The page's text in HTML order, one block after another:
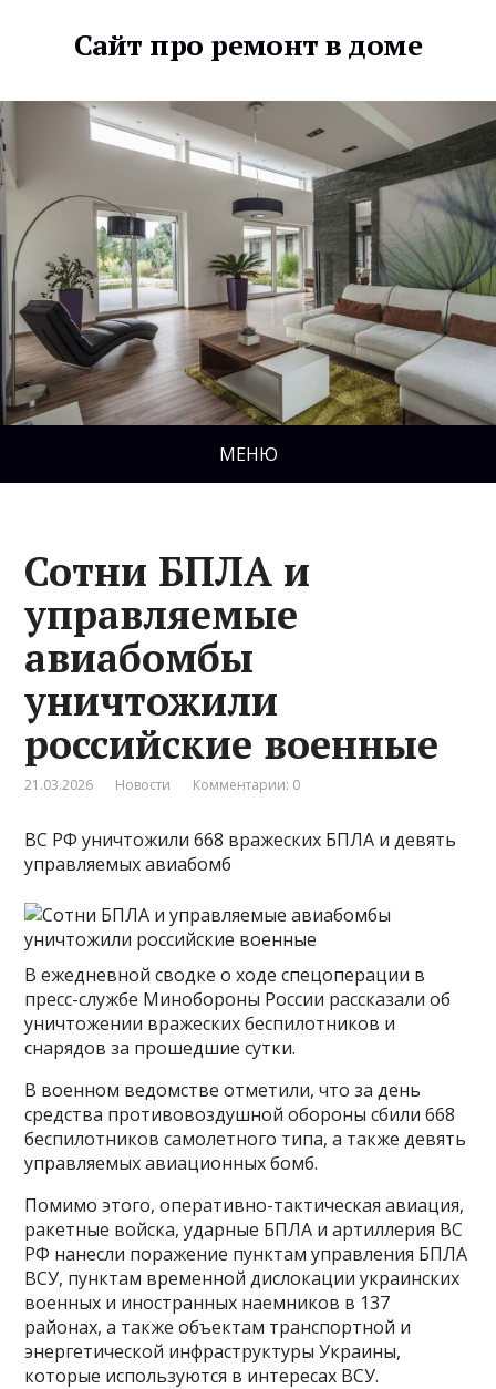
Сайт про ремонт в доме
МЕНЮ
Сотни БПЛА и
управляемые
авиабомбы
уничтожили
российские военные
21.03.2026 Новости Комментарии: 0
ВС РФ уничтожили 668 вражеских БПЛА и девять
управляемых авиабомб
В ежедневной сводке о ходе спецоперации в
пресс-службе Минобороны России рассказали об
уничтожении вражеских беспилотников и
снарядов за прошедшие сутки.
В военном ведомстве отметили, что за день
средства противовоздушной обороны сбили 668
беспилотников самолетного типа, а также девять
управляемых авиационных бомб.
Помимо этого, оперативно-тактическая авиация,
ракетные войска, ударные БПЛА и артиллерия ВС
РФ нанесли поражение пунктам управления БПЛА
ВСУ, пунктам временной дислокации украинских
военных и иностранных наемников в 137
районах, а также объектам транспортной и
энергетической инфраструктуры Украины,
которые используются в интересах ВСУ.